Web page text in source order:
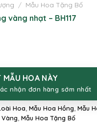
/ Mẫu Hoa Tặng Bố
vàng nhạt – BH117
MẪU HOA NÀY
nhận đơn hàng sớm nhất
Hoa Mẫu Hoa Hồng Mẫu
Mẫu Hoa Tặng Bố